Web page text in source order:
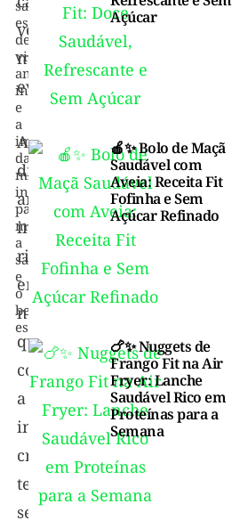
saudável,
estilo
de
vida
anti-
inflamatório
e
a
importância
da
microbiota
intestinal
para
melhorar
a
saúde
e
o
bem-
estar."
vez
mais
evidente.
A
dieta
anti-
inflamatória,
rica
em
nutrientes
que
combatem
a
inflamação
crônica,
tem
se
Açúcar
🍎✨ Bolo de Maçã
Saudável com
Aveia: Receita Fit
Fofinha e Sem
Açúcar Refinado
🍗✨ Nuggets de
Frango Fit na Air
Fryer: Lanche
Saudável Rico em
Proteínas para a
Semana